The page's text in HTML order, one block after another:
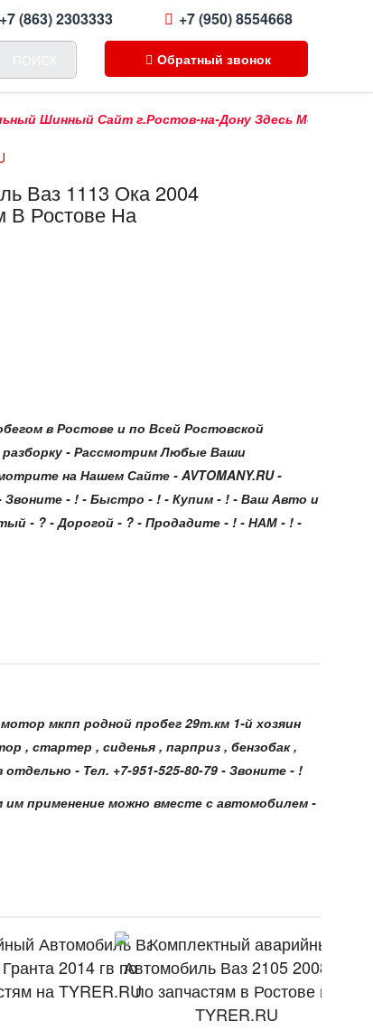
+7 (863) 2303333 +7 (950) 8554668
Обратный звонок
Шинный Сайт г.Ростов-на-Дону Здесь Можно
Ваз 1113 Ока 2004
В Ростове На
в Ростове и по Всей Ростовской
- Рассмотрим Любые Ваши
на Нашем Сайте - AVTOMANY.RU -
Звоните - ! - Быстро - ! - Купим - ! - Ваш Авто и
- ? - Дорогой - ? - Продадите - ! - НАМ - ! -
мкпп родной пробег 29т.км 1-й хозяин
, стартер , сиденья , парприз , бензобак ,
- Тел. +7-951-525-80-79 - Звоните - !
применение можно вместе с автомобилем -